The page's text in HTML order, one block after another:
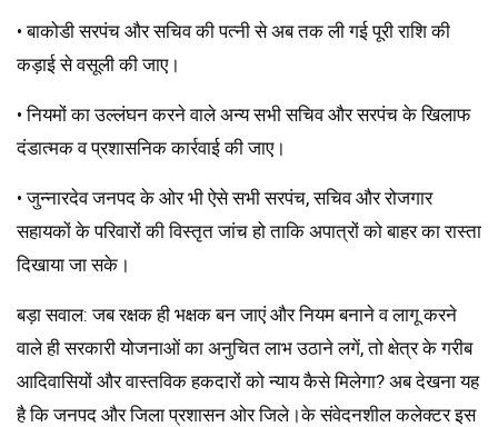
• बाकोडी सरपंच और सचिव की पत्नी से अब तक ली गई पूरी राशि की
कड़ाई से वसूली की जाए।
• नियमों का उल्लंघन करने वाले अन्य सभी सचिव और सरपंच के खिलाफ
दंडात्मक व प्रशासनिक कार्रवाई की जाए।
• जुन्नारदेव जनपद के ओर भी ऐसे सभी सरपंच, सचिव और रोजगार
सहायकों के परिवारों की विस्तृत जांच हो ताकि अपात्रों को बाहर का रास्ता
दिखाया जा सके।
बड़ा सवाल: जब रक्षक ही भक्षक बन जाएं और नियम बनाने व लागू करने
वाले ही सरकारी योजनाओं का अनुचित लाभ उठाने लगें, तो क्षेत्र के गरीब
आदिवासियों और वास्तविक हकदारों को न्याय कैसे मिलेगा? अब देखना यह
है कि जनपद और जिला प्रशासन ओर जिले।के संवेदनशील कलेक्टर इस